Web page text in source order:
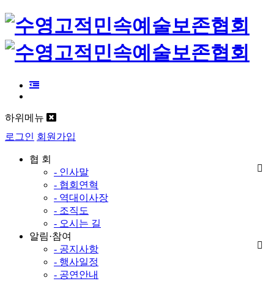
하위메뉴
로그인 회원가입
협 회
- 인사말
- 협회연혁
- 역대이사장
- 조직도
- 오시는 길
알림·참여
- 공지사항
- 행사일정
- 공연안내